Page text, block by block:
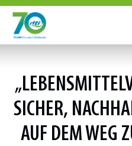
SICHER,
AUF DEM WEG